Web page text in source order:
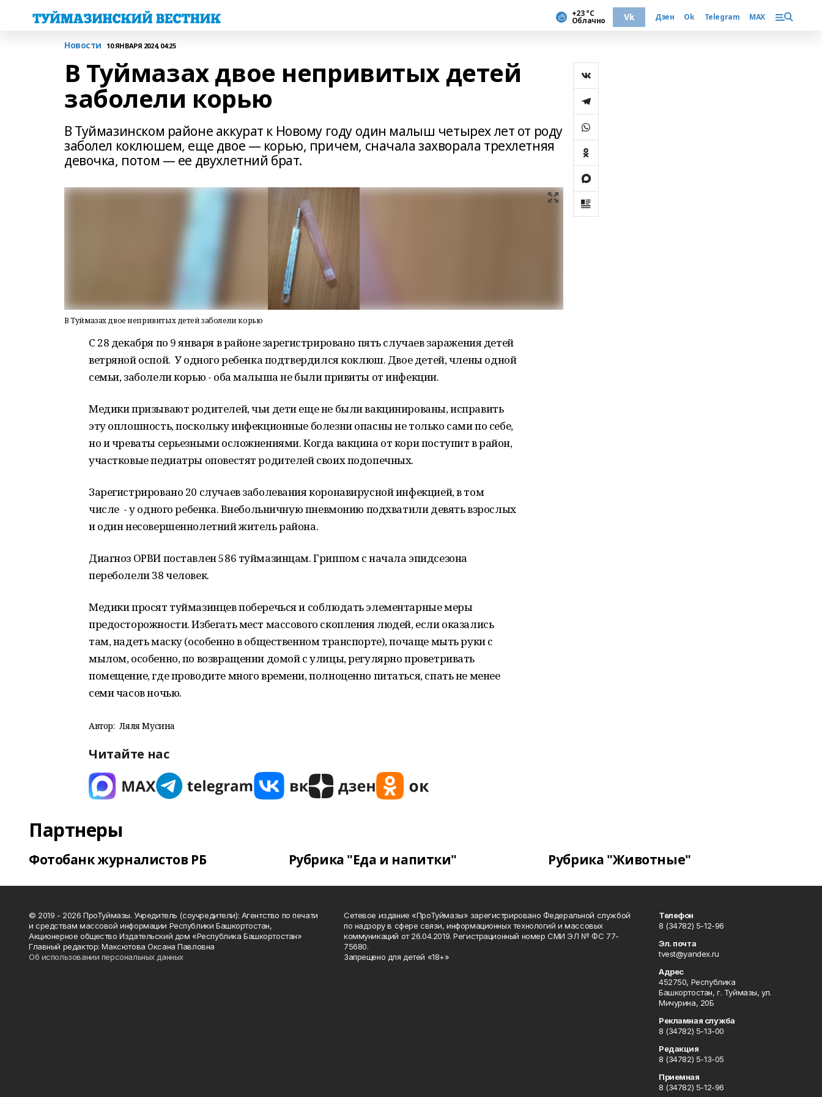
+23 °С
Облачно Vk Дзен Ok Telegram MAX
Новости 10 ЯНВАРЯ 2024, 04:25
В Туймазах двое непривитых детей
заболели корью
В Туймазинском районе аккурат к Новому году один малыш четырех лет от роду
заболел коклюшем, еще двое — корью, причем, сначала захворала трехлетняя
девочка, потом — ее двухлетний брат.
В Туймазах двое непривитых детей заболели корью
С 28 декабря по 9 января в районе зарегистрировано пять случаев заражения детей
ветряной оспой. У одного ребенка подтвердился коклюш. Двое детей, члены одной
семьи, заболели корью - оба малыша не были привиты от инфекции.
Медики призывают родителей, чьи дети еще не были вакцинированы, исправить
эту оплошность, поскольку инфекционные болезни опасны не только сами по себе,
но и чреваты серьезными осложнениями. Когда вакцина от кори поступит в район,
участковые педиатры оповестят родителей своих подопечных.
Зарегистрировано 20 случаев заболевания коронавирусной инфекцией, в том
числе - у одного ребенка. Внебольничную пневмонию подхватили девять взрослых
и один несовершеннолетний житель района.
Диагноз ОРВИ поставлен 586 туймазинцам. Гриппом с начала эпидсезона
переболели 38 человек.
Медики просят туймазинцев поберечься и соблюдать элементарные меры
предосторожности. Избегать мест массового скопления людей, если оказались
там, надеть маску (особенно в общественном транспорте), почаще мыть руки с
мылом, особенно, по возвращении домой с улицы, регулярно проветривать
помещение, где проводите много времени, полноценно питаться, спать не менее
семи часов ночью.
Автор: Ляля Мусина
Читайте нас
Партнеры
Фотобанк журналистов РБ Рубрика "Еда и напитки" Рубрика "Животные"
© 2019 - 2026 ПроТуймазы. Учредитель (соучредители): Агентство по печати
и средствам массовой информации Республики Башкортостан,
Акционерное общество Издательский дом «Республика Башкортостан»
Главный редактор: Максютова Оксана Павловна
Об использовании персональных данных
Сетевое издание «ПроТуймазы» зарегистрировано Федеральной службой
по надзору в сфере связи, информационных технологий и массовых
коммуникаций от 26.04.2019. Регистрационный номер СМИ ЭЛ № ФС 77-
75680.
Запрещено для детей «18+»
Телефон
8 (34782) 5-12-96
Эл. почта
tvest@yandex.ru
Адрес
452750, Республика
Башкортостан, г. Туймазы, ул.
Мичурина, 20Б
Рекламная служба
8 (34782) 5-13-00
Редакция
8 (34782) 5-13-05
Приемная
8 (34782) 5-12-96